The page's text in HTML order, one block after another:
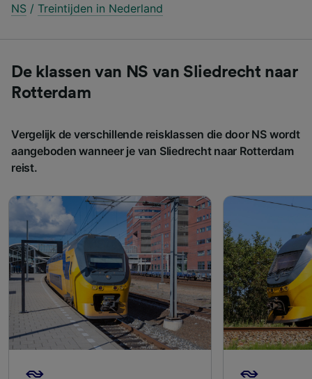
NS / Treintijden in Nederland
De klassen van NS van Sliedrecht naar
Rotterdam
Vergelijk de verschillende reisklassen die door NS wordt
aangeboden wanneer je van Sliedrecht naar Rotterdam
reist.